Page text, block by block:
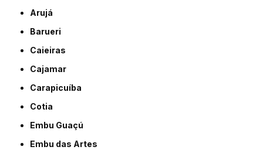
Arujá
Barueri
Caieiras
Cajamar
Carapicuíba
Cotia
Embu Guaçú
Embu das Artes